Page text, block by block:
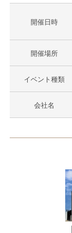
開催日時
開催場所
イベント種類
会社名